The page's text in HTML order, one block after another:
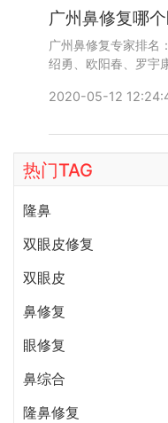
广州鼻修复哪
广州鼻修复专家排名
绍勇、欧阳春、罗宇
400-616-6769，了
2020-05-12
热门TAG
隆鼻
双眼皮修复
双眼皮
鼻修复
眼修复
鼻综合
隆鼻修复